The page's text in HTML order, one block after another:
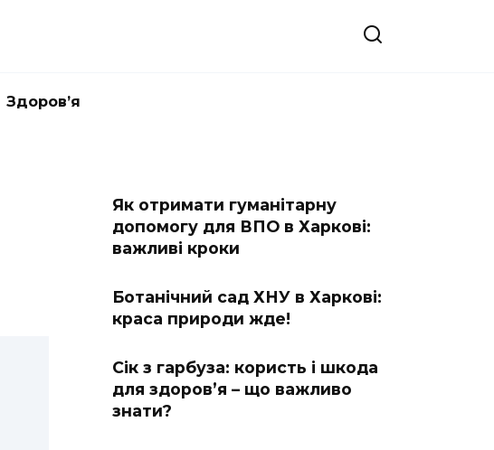
Здоров’я
Як отримати гуманітарну
допомогу для ВПО в Харкові:
важливі кроки
Ботанічний сад ХНУ в Харкові:
краса природи жде!
Сік з гарбуза: користь і шкода
для здоров’я – що важливо
знати?